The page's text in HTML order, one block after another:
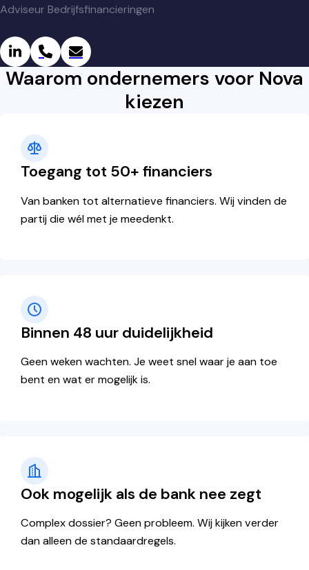
Adviseur Bedrijfsfinancieringen
Waarom ondernemers voor Nova
kiezen
Toegang tot 50+ financiers
Van banken tot alternatieve financiers. Wij vinden de
partij die wél met je meedenkt.
Binnen 48 uur duidelijkheid
Geen weken wachten. Je weet snel waar je aan toe
bent en wat er mogelijk is.
Ook mogelijk als de bank nee zegt
Complex dossier? Geen probleem. Wij kijken verder
dan alleen de standaardregels.